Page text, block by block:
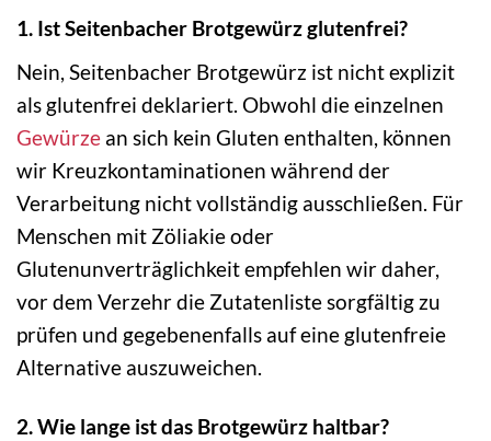
1. Ist Seitenbacher Brotgewürz glutenfrei?
Nein, Seitenbacher Brotgewürz ist nicht explizit
als glutenfrei deklariert. Obwohl die einzelnen
Gewürze an sich kein Gluten enthalten, können
wir Kreuzkontaminationen während der
Verarbeitung nicht vollständig ausschließen. Für
Menschen mit Zöliakie oder
Glutenunverträglichkeit empfehlen wir daher,
vor dem Verzehr die Zutatenliste sorgfältig zu
prüfen und gegebenenfalls auf eine glutenfreie
Alternative auszuweichen.
2. Wie lange ist das Brotgewürz haltbar?